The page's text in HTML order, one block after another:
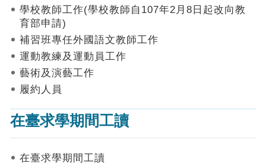
機
申
請
表
上
申
請
學校教師工作(學校教師自107年2月8日起改向教
育部申請)
補習班專任外國語文教師工作
運動教練及運動員工作
藝術及演藝工作
履約人員
在臺求學期間工讀
在臺求學期間工讀